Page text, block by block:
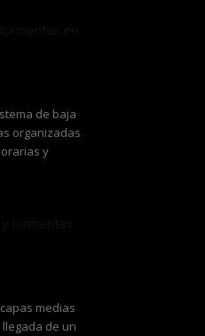
de baja
organizadas
y
medias
de un